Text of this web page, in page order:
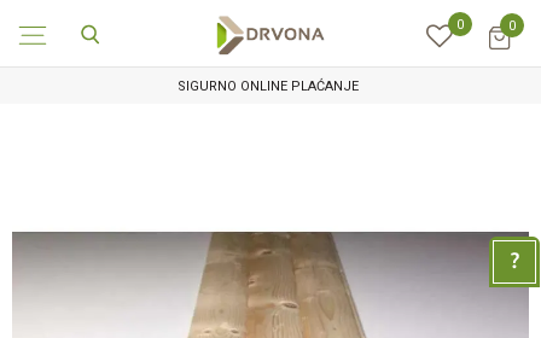
0 0
SIGURNO ONLINE PLAĆANJE